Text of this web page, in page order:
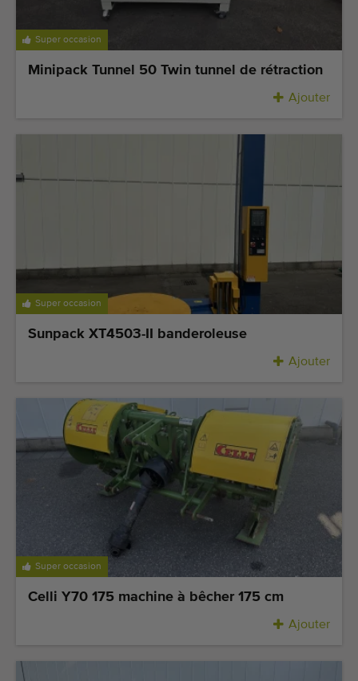
Super occasion
Minipack Tunnel 50 Twin tunnel de rétraction
Ajouter
Super occasion
Sunpack XT4503-II banderoleuse
Ajouter
Super occasion
Celli Y70 175 machine à bêcher 175 cm
Ajouter